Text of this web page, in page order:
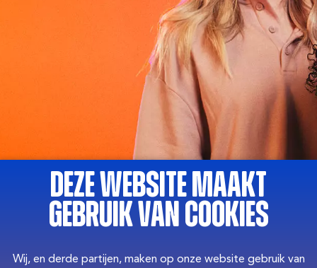
Deze website maakt
gebruik van cookies
Wij, en derde partijen, maken op onze website gebruik van
Bedankt!
We hebben je afmelding
ontvangen